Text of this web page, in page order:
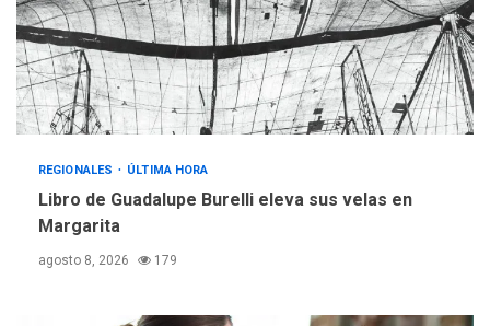
4
Reparan hundimiento de la
«Juan Bautista Arismendi» a
la altura de Macho Muerto
5
REGIONALES
TECNOLOGÍA
Fedecámaras NE y Unimar
trabajan en diplomado para
REGIONALES ÚLTIMA HORA
Libro de Guadalupe Burelli eleva sus velas en
Margarita
agosto 8, 2026 179